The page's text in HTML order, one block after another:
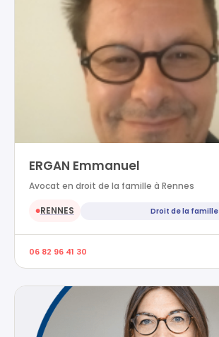
ERGAN Emmanuel
Avocat en droit de la famille à Rennes
●RENNES Droit de la famille
06 82 96 41 30